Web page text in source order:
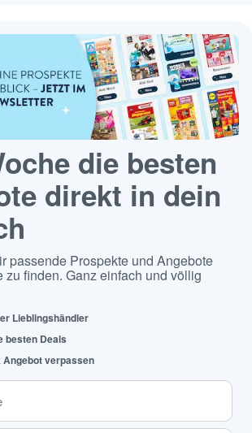
die besten
direkt in dein
passende Prospekte und Angebote
zu finden. Ganz einfach und völlig
Lieblingshändler
besten Deals
Angebot verpassen